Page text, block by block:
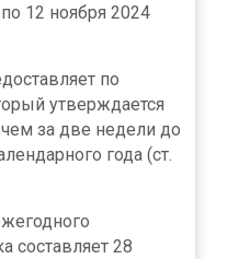
12 ноября 2024
по
утверждается
за две недели до
года (ст.
составляет 28